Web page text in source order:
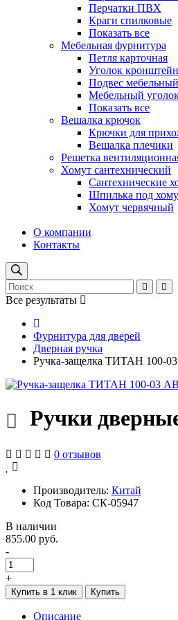
Перчатки ПВХ
Краги спилковые
Показать все
Мебельная фурнитура
Петля карточная
Уголок
Подвес мебельный
Мебельный
Показать все
Вешалка крючок
Крючки для
Вешалка плечики
Решетка
Хомут сантехнический
Сантехнические
Шпилька под
Хомут червячный
О компании
Контакты
Все результаты
Фурнитура для дверей
Дверная ручка
Ручка-защелка ТИТАН 100-
Ручки
0 отзывов
Производитель: Китай
Код Товара: СК-05947
В наличии
855.00 руб.
-
+
Купить в 1 клик Купить
Описание